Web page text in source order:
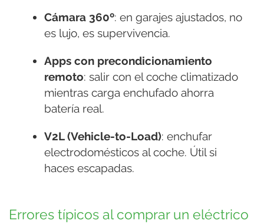
Cámara 360º: en garajes ajustados, no
es lujo, es supervivencia.
Apps con precondicionamiento
remoto: salir con el coche climatizado
mientras carga enchufado ahorra
batería real.
V2L (Vehicle-to-Load): enchufar
electrodomésticos al coche. Útil si
haces escapadas.
Errores típicos al comprar un eléctrico